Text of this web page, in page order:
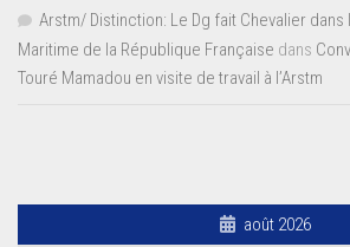
Arstm/ Distinction: Le Dg fait Chevalier dans
Maritime de la République Française dans
Touré Mamadou en visite de travail à l’Arstm
août 2026